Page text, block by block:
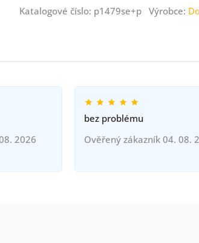
Katalogové číslo: p1479se+p Výrobce:
2026
bez problému
Ověřený zákazník 04. 08.